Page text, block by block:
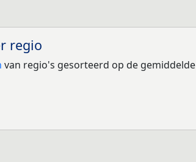
regio
van regio's gesorteerd op de gemiddelde